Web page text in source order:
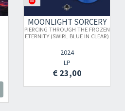
MOONLIGHT SORCERY
PIERCING THROUGH THE FROZEN
ETERNITY (SWIRL BLUE IN CLEAR)
2024
LP
€ 23,00